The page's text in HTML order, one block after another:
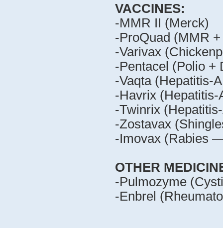
VACCINES:
-MMR II (Merck)
-ProQuad (MMR
-Varivax
-Pentacel (Polio +
-Vaqta (Hepatitis-
-Havrix
-Twinrix
-Zostavax
-Imovax (Rabies
OTHER
-Pulmozyme
-Enbrel